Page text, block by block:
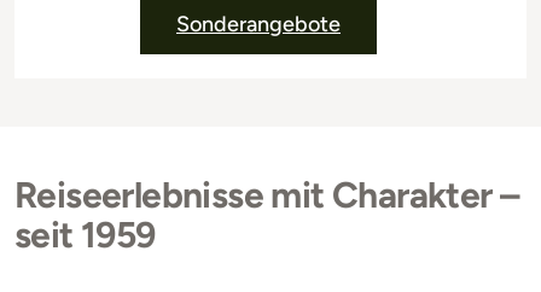
Sonderangebote
Reiseerlebnisse mit Charakter –
seit 1959